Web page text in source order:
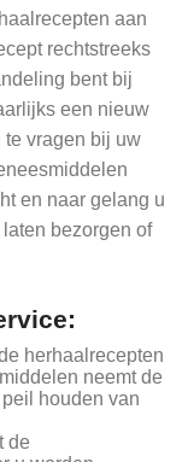
aan
rechtstreeks
bent bij
een nieuw
te vragen bij uw
en naar gelang u
bezorgen of
herhaalrecepten
neemt de
houden van
de